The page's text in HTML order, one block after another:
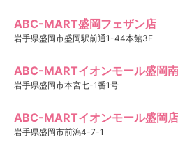
ABC-MART盛岡フェザン店
岩手県盛岡市盛岡駅前通1-44本館3F
ABC-MARTイオンモール盛岡
岩手県盛岡市本宮七-1番1号
ABC-MARTイオンモール盛岡店
岩手県盛岡市前潟4-7-1